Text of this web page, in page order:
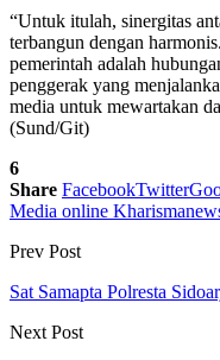
“Untuk itulah, sinergitas
terbangun dengan
pemerintah adalah
penggerak yang
media untuk mewartakan
(Sund/Git)
6
Share FacebookTwitter
Media online
Prev Post
Sat Samapta Polresta
Next Post